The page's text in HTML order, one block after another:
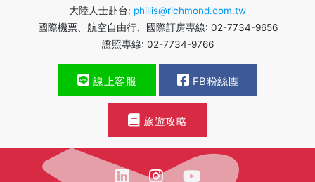
大陸人士赴台: phillis@richmond.com.tw
國際機票、航空自由行、國際訂房專線: 02-7734-9656
證照專線: 02-7734-9766
線上客服 FB粉絲團
旅遊攻略